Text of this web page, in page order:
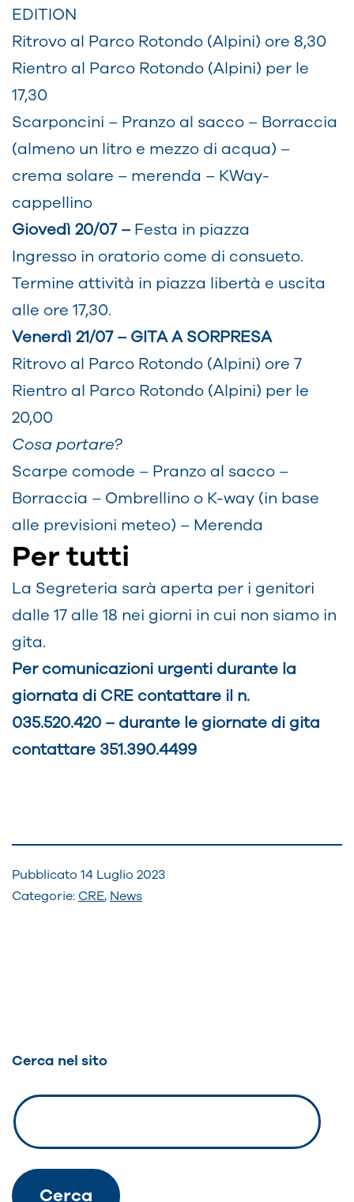
EDITION
Ritrovo al Parco Rotondo (Alpini) ore 8,30
Rientro al Parco Rotondo (Alpini) per le
17,30
Scarponcini – Pranzo al sacco – Borraccia
(almeno un litro e mezzo di acqua) –
crema solare – merenda – KWay-
cappellino
Giovedì 20/07 – Festa in piazza
Ingresso in oratorio come di consueto.
Termine attività in piazza libertà e uscita
alle ore 17,30.
Venerdì 21/07 – GITA A SORPRESA
Ritrovo al Parco Rotondo (Alpini) ore 7
Rientro al Parco Rotondo (Alpini) per le
20,00
Cosa portare?
Scarpe comode – Pranzo al sacco –
Borraccia – Ombrellino o K-way (in base
alle previsioni meteo) – Merenda
Per tutti
La Segreteria sarà aperta per i genitori
dalle 17 alle 18 nei giorni in cui non siamo in
gita.
Per comunicazioni urgenti durante la
giornata di CRE contattare il n.
035.520.420 – durante le giornate di gita
contattare 351.390.4499
Pubblicato 14 Luglio 2023
Categorie: CRE, News
Cerca nel sito